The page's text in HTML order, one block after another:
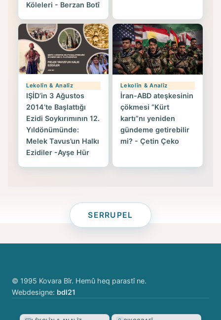
Köleleri - Berzan Botî
Lekolîn & Analîz
IŞİD’in 3 Ağustos
2014’te Başlattığı
Ezidi Soykırımının 12.
Yıldönümünde:
Melek Tavus’un Halkı
Ezidiler -Ayşe Hür
Lekolîn & Analîz
İran-ABD ateşkesinin
çökmesi “Kürt
kartı”nı yeniden
gündeme getirebilir
mi? - Çetin Çeko
SERRUPEL
© 1995 Kovara Bîr. Hemû heq parastî ne.
Webdesigne: bdl21